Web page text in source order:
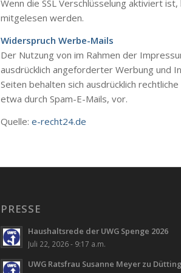
Wenn die SSL Verschlüsselung aktiviert
mitgelesen werden.
Widerspruch Werbe-Mails
Der Nutzung von im Rahmen der
ausdrücklich angeforderter Werbung und
Seiten behalten sich ausdrücklich
etwa durch Spam-E-Mails, vor.
Quelle:e-recht24.de
PRESSE
Haushaltsrede der UWG Spenge 2026
Juli 22, 2026 - 9:17 a.m.
UWG Ratsfrau Susanne Meyer zu